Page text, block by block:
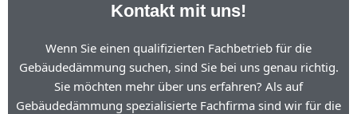
Kontakt mit uns!
Wenn Sie einen qualifizierten Fachbetrieb für die
Gebäudedämmung suchen, sind Sie bei uns genau richtig.
Sie möchten mehr über uns erfahren? Als auf
Gebäudedämmung spezialisierte Fachfirma sind wir für die